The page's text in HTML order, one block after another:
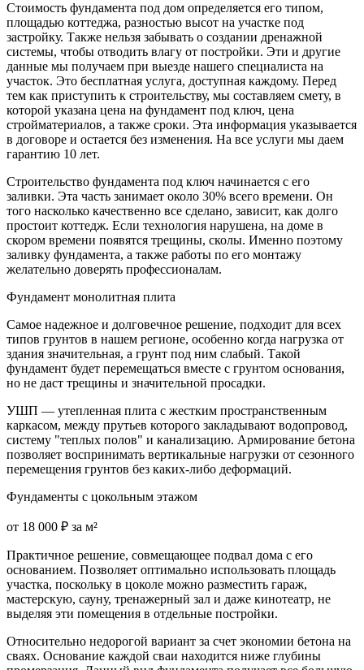
Стоимость фундамента под дом определяется его типом,
площадью коттеджа, разностью высот на участке под
застройку. Также нельзя забывать о создании дренажной
системы, чтобы отводить влагу от постройки. Эти и другие
данные мы получаем при выезде нашего специалиста на
участок. Это бесплатная услуга, доступная каждому. Перед
тем как приступить к строительству, мы составляем смету, в
которой указана цена на фундамент под ключ, цена
стройматериалов, а также сроки. Эта информация указывается
в договоре и остается без изменения. На все услуги мы даем
гарантию 10 лет.
Строительство фундамента под ключ начинается с его
заливки. Эта часть занимает около 30% всего времени. Он
того насколько качественно все сделано, зависит, как долго
простоит коттедж. Если технология нарушена, на доме в
скором времени появятся трещины, сколы. Именно поэтому
заливку фундамента, а также работы по его монтажу
желательно доверять профессионалам.
Фундамент монолитная плита
Самое надежное и долговечное решение, подходит для всех
типов грунтов в нашем регионе, особенно когда нагрузка от
здания значительная, а грунт под ним слабый. Такой
фундамент будет перемещаться вместе с грунтом основания,
но не даст трещины и значительной просадки.
УШП — утепленная плита с жестким пространственным
каркасом, между прутьев которого закладывают водопровод,
систему "теплых полов" и канализацию. Армирование бетона
позволяет воспринимать вертикальные нагрузки от сезонного
перемещения грунтов без каких-либо деформаций.
Фундаменты с цокольным этажом
от 18 000 ₽ за м²
Практичное решение, совмещающее подвал дома с его
основанием. Позволяет оптимально использовать площадь
участка, поскольку в цоколе можно разместить гараж,
мастерскую, сауну, тренажерный зал и даже кинотеатр, не
выделяя эти помещения в отдельные постройки.
Относительно недорогой вариант за счет экономии бетона на
сваях. Основание каждой сваи находится ниже глубины